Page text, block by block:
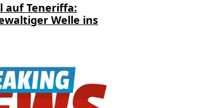
auf Teneriffa:
Welle ins